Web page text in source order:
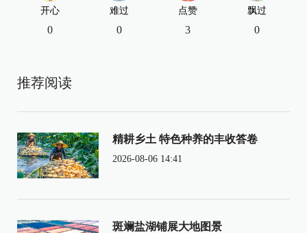
开心
0
难过
0
点赞
3
飘过
0
推荐阅读
精耕乡土 特色种养的丰收答卷
2026-08-06 14:41
斑斓盐湖铺展大地图景